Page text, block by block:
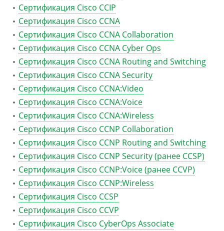
Сертификация Cisco CCIP
Сертификация Cisco CCNA
Сертификация Cisco CCNA Collaboration
Сертификация Cisco CCNA Cyber Ops
Сертификация Cisco CCNA Routing and Switching
Сертификация Cisco CCNA Security
Сертификация Cisco CCNA:Video
Сертификация Cisco CCNA:Voice
Сертификация Cisco CCNA:Wireless
Сертификация Cisco CCNP Collaboration
Сертификация Cisco CCNP Routing and Switching
Сертификация Cisco CCNP Security (ранее CCSP)
Сертификация Cisco CCNP:Voice (ранее CCVP)
Сертификация Cisco CCNP:Wireless
Сертификация Cisco CCSP
Сертификация Cisco CCVP
Сертификация Cisco CyberOps Associate